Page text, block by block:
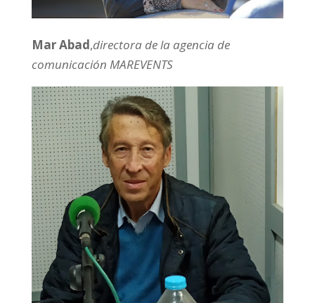
Mar Abad,directora de la agencia de
comunicación MAREVENTS